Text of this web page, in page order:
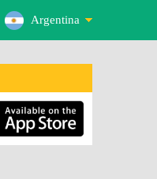
Argentina